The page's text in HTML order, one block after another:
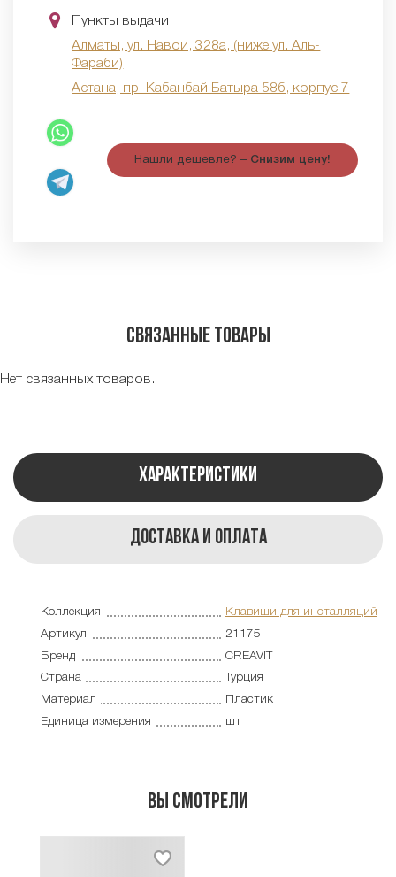
Пункты выдачи:
Алматы, ул. Навои, 328а, (ниже ул. Аль-
Фараби)
Астана, пр. Кабанбай Батыра 58б, корпус 7
Нашли дешевле? – Снизим цену!
Связанные товары
Нет связанных товаров.
Характеристики
Доставка и оплата
Коллекция
Клавиши для инсталляций
Артикул
21175
Бренд
CREAVIT
Страна
Турция
Материал
Пластик
Единица измерения
шт
Вы смотрели